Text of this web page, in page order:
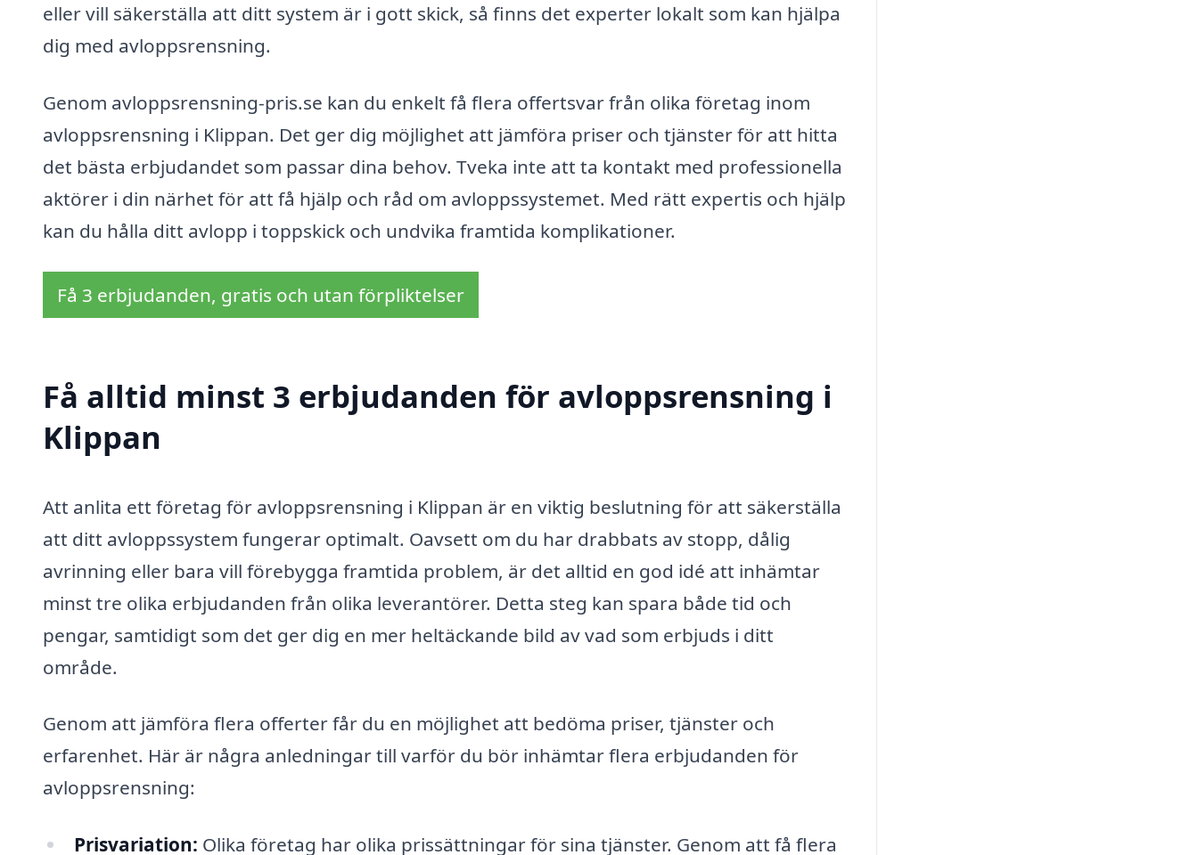
eller vill säkerställa att ditt system är i gott skick, så finns det experter lokalt som kan hjälpa
dig med avloppsrensning.
Genom avloppsrensning-pris.se kan du enkelt få flera offertsvar från olika företag inom
avloppsrensning i Klippan. Det ger dig möjlighet att jämföra priser och tjänster för att hitta
det bästa erbjudandet som passar dina behov. Tveka inte att ta kontakt med professionella
aktörer i din närhet för att få hjälp och råd om avloppssystemet. Med rätt expertis och hjälp
kan du hålla ditt avlopp i toppskick och undvika framtida komplikationer.
Få 3 erbjudanden, gratis och utan förpliktelser
Få alltid minst 3 erbjudanden för avloppsrensning i
Klippan
Att anlita ett företag för avloppsrensning i Klippan är en viktig beslutning för att säkerställa
att ditt avloppssystem fungerar optimalt. Oavsett om du har drabbats av stopp, dålig
avrinning eller bara vill förebygga framtida problem, är det alltid en god idé att inhämtar
minst tre olika erbjudanden från olika leverantörer. Detta steg kan spara både tid och
pengar, samtidigt som det ger dig en mer heltäckande bild av vad som erbjuds i ditt
område.
Genom att jämföra flera offerter får du en möjlighet att bedöma priser, tjänster och
erfarenhet. Här är några anledningar till varför du bör inhämtar flera erbjudanden för
avloppsrensning:
Prisvariation: Olika företag har olika prissättningar för sina tjänster. Genom att få flera